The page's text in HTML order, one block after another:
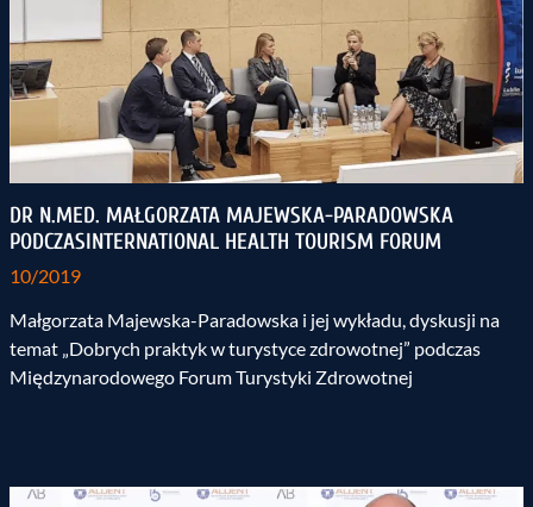
DR N.MED. MAŁGORZATA MAJEWSKA-PARADOWSKA
PODCZASINTERNATIONAL HEALTH TOURISM FORUM
10/2019
Małgorzata Majewska-Paradowska i jej wykładu, dyskusji na
temat „Dobrych praktyk w turystyce zdrowotnej” podczas
Międzynarodowego Forum Turystyki Zdrowotnej